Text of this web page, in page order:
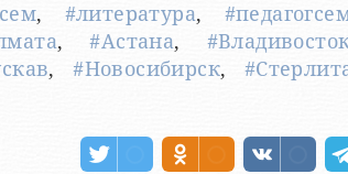
, #литература,
,#Астана,
,#Новосибирск,